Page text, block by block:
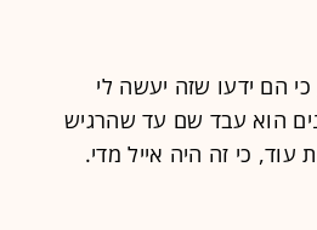
כי הם ידעו שזה יעשה לי
הוא עבד שם עד שהרגיש
כי זה היה אייל מדי.